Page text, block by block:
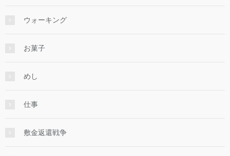
ウォーキング
お菓子
めし
仕事
敷金返還戦争